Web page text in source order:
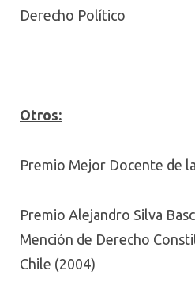
Derecho Político
Otros:
Premio Mejor Docente de
Premio Alejandro Silva
Mención de Derecho
Chile (2004)